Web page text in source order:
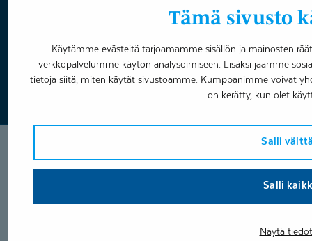
Tämä sivusto
Käytämme evästeitä tarjoamamme sisällön ja mainosten
verkkopalvelumme käytön analysoimiseen. Lisäksi jaamme
tietoja siitä, miten käytät sivustoamme. Kumppanimme voivat
on kerätty, kun olet
Salli
Salli
Näytä
Varaa aika
FacebookLinkedInYoutubeInstagram